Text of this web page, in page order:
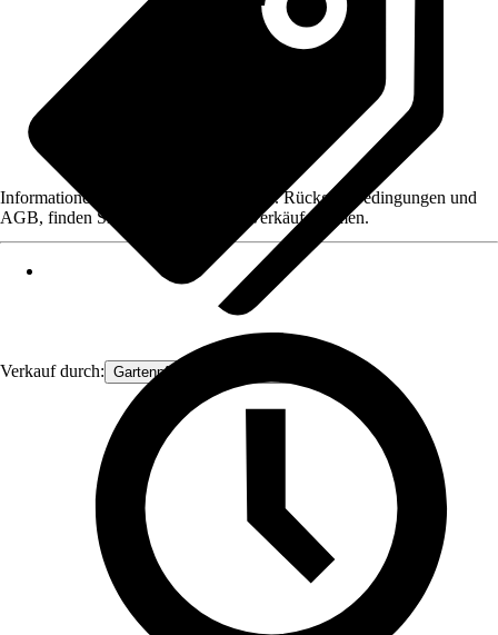
Verkauf durch: Gartenpflanzen Ammerland
Informationen des Verkäufers, wie z. B. Rückgabebedingungen und
AGB, finden Sie bei Klick auf den Verkäufernamen.